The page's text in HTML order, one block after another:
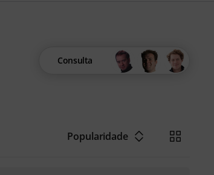
Consulta
Popularidade